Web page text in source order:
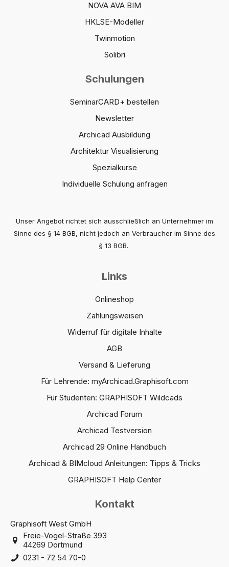
NOVA AVA BIM
HKLSE-Modeller
Twinmotion
Solibri
Schulungen
SeminarCARD+ bestellen
Newsletter
Archicad Ausbildung
Architektur Visualisierung
Spezialkurse
Individuelle Schulung anfragen
Unser Angebot richtet sich ausschließlich an Unternehmer im
Sinne des § 14 BGB, nicht jedoch an Verbraucher im Sinne des
§ 13 BGB.
Links
Onlineshop
Zahlungsweisen
Widerruf für digitale Inhalte
AGB
Versand & Lieferung
Für Lehrende: myArchicad.Graphisoft.com
Für Studenten: GRAPHISOFT Wildcads
Archicad Forum
Archicad Testversion
Archicad 29 Online Handbuch
Archicad & BIMcloud Anleitungen: Tipps & Tricks
GRAPHISOFT Help Center
Kontakt
Graphisoft West GmbH
Freie-Vogel-Straße 393
44269 Dortmund
0231 - 72 54 70-0